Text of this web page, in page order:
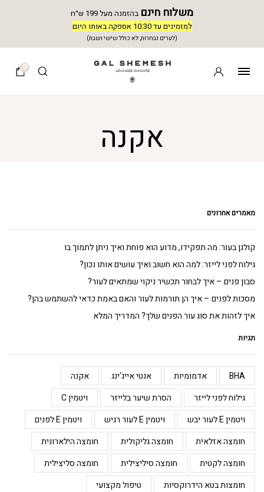
משלוח חינם בהזמנה מעל 199 ש״ח
למזמינים עד 10:30 אספקה באותו היום
(לערים נבחרות, לא כולל שישי ושבת)
0
אקנה
מאמרים אחרונים
קולגן בעור: מה תפקידו, מדוע הוא פוחת ואיך ניתן לתמוך בו
גילוח לפני לייזר: למה הוא חשוב ואיך עושים אותו נכון?
סבון פנים – איך לבחור תכשיר ניקוי שמתאים לעור?
מסכות לפנים – איך הן תורמות לעור והאם באמת כדאי להשתמש בהן?
איך לזהות את סוג עור הפנים שלך? המדריך המלא
תגיות
BHA אדמומיות אנטי אייג'ינג
אקנה
גילוח לפני לייזר
הסרת שיער בלייזר
ויטמין C
ויטמין E לעור יבש
ויטמין E לעור רגיש
ויטמין E לפנים
חומצה אזלאית
חומצה גליקולית
חומצה הילארונית
חומצה לקטית
חומצה סיליצילית
חומצה סליצילית
חומצות בטא הידרוקסיות
טיפול מקצועי